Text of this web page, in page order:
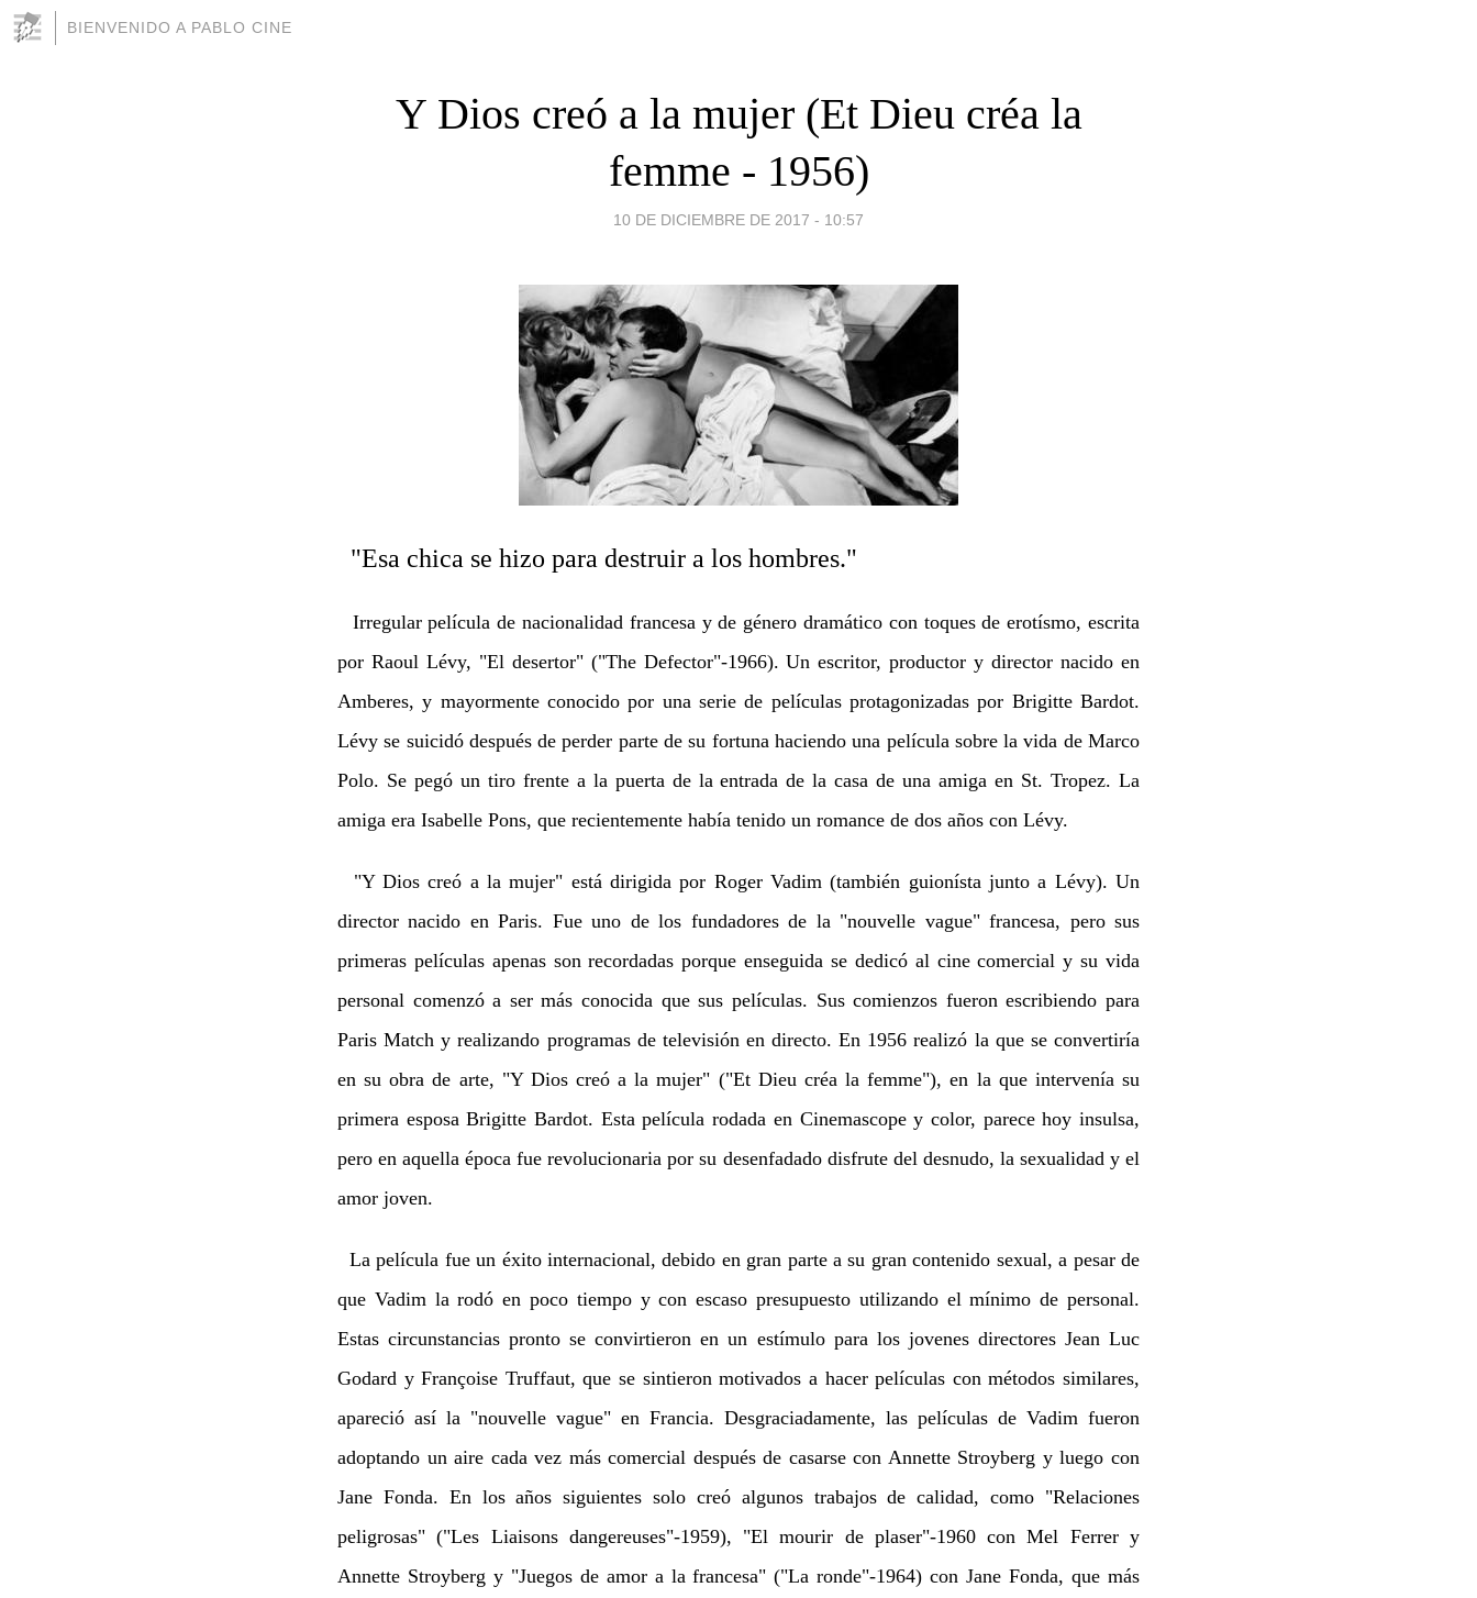
BIENVENIDO A PABLO CINE
Y Dios creó a la mujer (Et Dieu créa la
femme - 1956)
10 DE DICIEMBRE DE 2017 - 10:57
"Esa chica se hizo para destruir a los hombres."
Irregular película de nacionalidad francesa y de género dramático con toques de erotísmo, escrita
por Raoul Lévy, "El desertor" ("The Defector"-1966). Un escritor, productor y director nacido en
Amberes, y mayormente conocido por una serie de películas protagonizadas por Brigitte Bardot.
Lévy se suicidó después de perder parte de su fortuna haciendo una película sobre la vida de Marco
Polo. Se pegó un tiro frente a la puerta de la entrada de la casa de una amiga en St. Tropez. La
amiga era Isabelle Pons, que recientemente había tenido un romance de dos años con Lévy.
"Y Dios creó a la mujer" está dirigida por Roger Vadim (también guionísta junto a Lévy). Un
director nacido en Paris. Fue uno de los fundadores de la "nouvelle vague" francesa, pero sus
primeras películas apenas son recordadas porque enseguida se dedicó al cine comercial y su vida
personal comenzó a ser más conocida que sus películas. Sus comienzos fueron escribiendo para
Paris Match y realizando programas de televisión en directo. En 1956 realizó la que se convertiría
en su obra de arte, "Y Dios creó a la mujer" ("Et Dieu créa la femme"), en la que intervenía su
primera esposa Brigitte Bardot. Esta película rodada en Cinemascope y color, parece hoy insulsa,
pero en aquella época fue revolucionaria por su desenfadado disfrute del desnudo, la sexualidad y el
amor joven.
La película fue un éxito internacional, debido en gran parte a su gran contenido sexual, a pesar de
que Vadim la rodó en poco tiempo y con escaso presupuesto utilizando el mínimo de personal.
Estas circunstancias pronto se convirtieron en un estímulo para los jovenes directores Jean Luc
Godard y Françoise Truffaut, que se sintieron motivados a hacer películas con métodos similares,
apareció así la "nouvelle vague" en Francia. Desgraciadamente, las películas de Vadim fueron
adoptando un aire cada vez más comercial después de casarse con Annette Stroyberg y luego con
Jane Fonda. En los años siguientes solo creó algunos trabajos de calidad, como "Relaciones
peligrosas" ("Les Liaisons dangereuses"-1959), "El mourir de plaser"-1960 con Mel Ferrer y
Annette Stroyberg y "Juegos de amor a la francesa" ("La ronde"-1964) con Jane Fonda, que más